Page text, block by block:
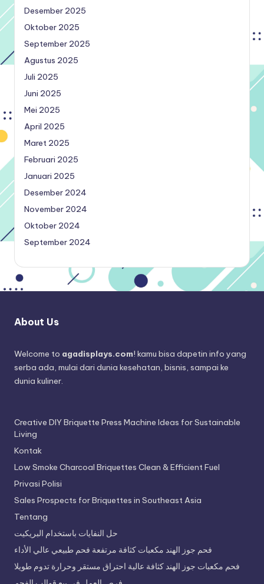
Desember 2025
Oktober 2025
September 2025
Agustus 2025
Juli 2025
Juni 2025
Mei 2025
April 2025
Maret 2025
Februari 2025
Januari 2025
Desember 2024
November 2024
Oktober 2024
September 2024
About Us
Welcome to agadisplays.com! kamu bisa dapetin info yang
serba ada, mulai dari dunia kesehatan, bisnis, sampai ke
dunia kuliner.
Creative DIY Briquette Press Machine Ideas for Sustainable
Living
Kontak
Low Smoke Charcoal Briquettes Clean & Efficient Fuel
Privasi Polisi
Sales Prospects for Briquettes in Southeast Asia
Tentang
حل النفايات باستخدام البريكيت
فحم جوز الهند مكعبات كثافة مرتفعة فحم طبيعي عالي الأداء
فحم مكعبات جوز الهند كثافة عالية احتراق مستقر وحرارة تدوم طويلا